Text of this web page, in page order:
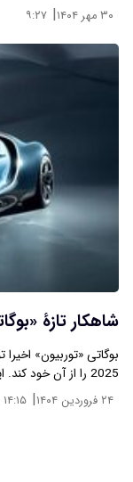
۳۰ مهر ۱۴۰۴ | ۹:۲۷
شاهکار تازۀ
بوگاتی «توربیون»
2025 را از آن خود کند. این خودرو از روندهای…
۲۴ فروردین ۱۴۰۴ | ۱۴:۱۵